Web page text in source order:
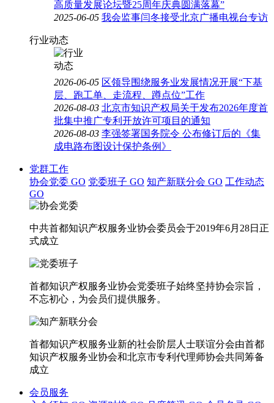
高质量发展论坛暨25周年庆典圆满落幕”
2025-06-05 我会监事闫冬接受北京广播电视台专访
行业动态
2026-06-05 区领导围绕服务业发展情况开展“下基
层、跑工单、走流程、蹲点位”工作
2026-08-03 北京市知识产权局关于发布2026年度首
批集中推广专利开放许可项目的通知
2026-08-03 李强签署国务院令 公布修订后的《集
成电路布图设计保护条例》
党群工作
协会党委 GO 党委班子 GO 知产新联分会 GO 工作动态
GO
中共首都知识产权服务业协会委员会于2019年6月28日正
式成立
首都知识产权服务业协会党委班子始终坚持协会宗旨，
不忘初心，为会员们提供服务。
首都知识产权服务业新的社会阶层人士联谊分会由首都
知识产权服务业协会和北京市专利代理师协会共同筹备
成立
会员服务